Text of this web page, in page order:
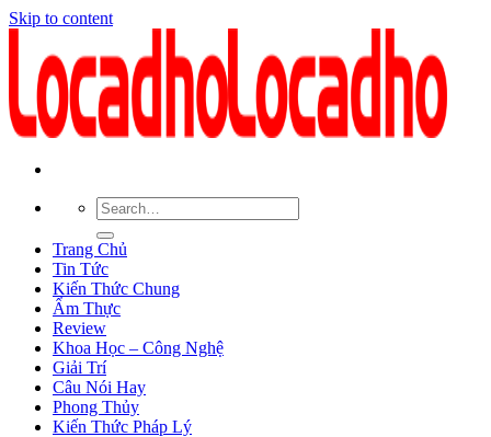
Skip to content
Trang Chủ
Tin Tức
Kiến Thức Chung
Ẩm Thực
Review
Khoa Học – Công Nghệ
Giải Trí
Câu Nói Hay
Phong Thủy
Kiến Thức Pháp Lý